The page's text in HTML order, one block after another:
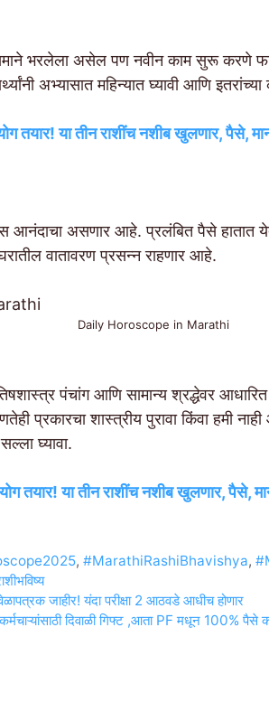
भरलेला असेल पण नवीन काम सुरू करणे
अभ्यासात महिन्यात घ्यावी आणि
तयार! या तीन राशींच नशीब खुलणार, पैसे,
आनंदाचा असणार आहे. प्रलंबित पैसे हातात
वातावरण प्रसन्न राहणार आहे.
Daily Horoscope in Marathi
पंचांग आणि सामान्य श्रद्धेवर
प्रकारचा शास्त्रीय पुरावा किंवा हमी
घ्यावा.
तयार! या तीन राशींच नशीब खुलणार, पैसे,
,#MarathiRashiBhavishya,
जाहीर! यंदा परीक्षा 2 आठवडे आधीच होणार
दिवाळी गिफ्ट ,आता PF मधून 100% पैसे